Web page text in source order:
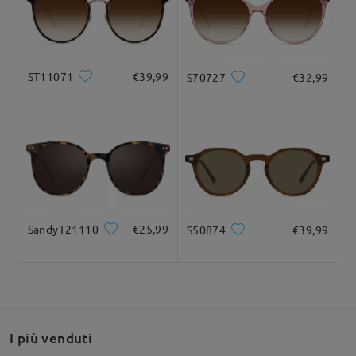
Larghezza totale
135mm/ 5.31pollici
Lunghezza del tempio
145mm/ 5.71pollici
52mm/ 2.05pollici
Leggi tutte le
recensioni
Scrivi una recensione
su Oct 7 , 2024
Consegnato
ST11071 €39,99 S70727 €32,99
SandyT21110 €25,99 S50874 €39,99
I più venduti